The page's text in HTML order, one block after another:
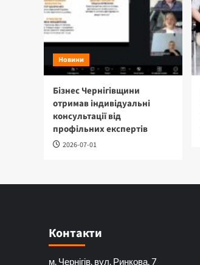
Новини
Бізнес Чернігівщини
отримав індивідуальні
консультації від
профільних експертів
2026-07-01
Контакти
м. Чернігів, вул. Ринкова, 7